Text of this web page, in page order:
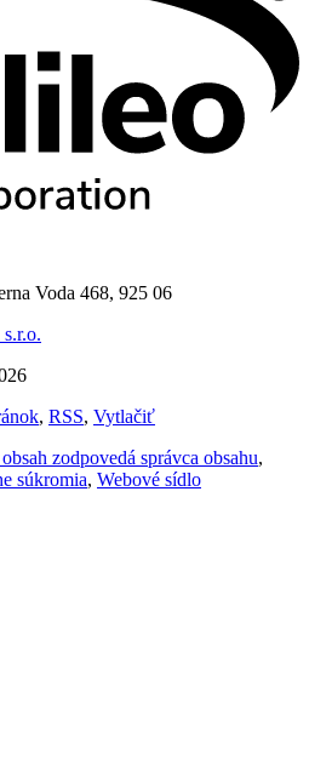
Voda 468, 925 06
, RSS, Vytlačiť
zodpovedá správca obsahu,
súkromia, Webové sídlo